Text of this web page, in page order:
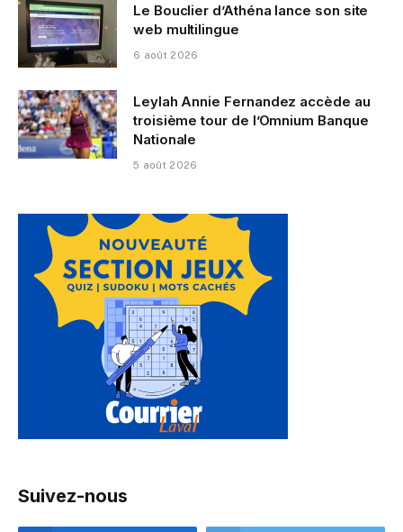
Le Bouclier d’Athéna lance son site
web multilingue
6 août 2026
Leylah Annie Fernandez accède au
troisième tour de l’Omnium Banque
Nationale
5 août 2026
Suivez-nous